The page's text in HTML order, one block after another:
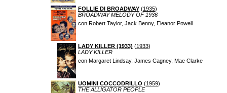
FOLLIE DI BROADWAY (1935)
BROADWAY MELODY OF 1936
con Robert Taylor, Jack Benny, Eleanor Powell
LADY KILLER (1933) (1933)
LADY KILLER
con Margaret Lindsay, James Cagney, Mae Clarke
UOMINI COCCODRILLO (1959)
THE ALLIGATOR PEOPLE